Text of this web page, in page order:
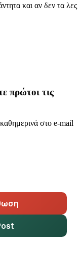
και αν δεν τα λες
πρώτοι τις
στο e-mail